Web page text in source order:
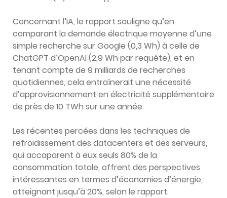
Concernant l’IA, le rapport souligne qu’en
comparant la demande électrique moyenne d’une
simple recherche sur Google (0,3 Wh) à celle de
ChatGPT d’OpenAI (2,9 Wh par requête), et en
tenant compte de 9 milliards de recherches
quotidiennes, cela entraînerait une nécessité
d’approvisionnement en électricité supplémentaire
de près de 10 TWh sur une année.
Les récentes percées dans les techniques de
refroidissement des datacenters et des serveurs,
qui accaparent à eux seuls 80% de la
consommation totale, offrent des perspectives
intéressantes en termes d’économies d’énergie,
atteignant jusqu’à 20%, selon le rapport.